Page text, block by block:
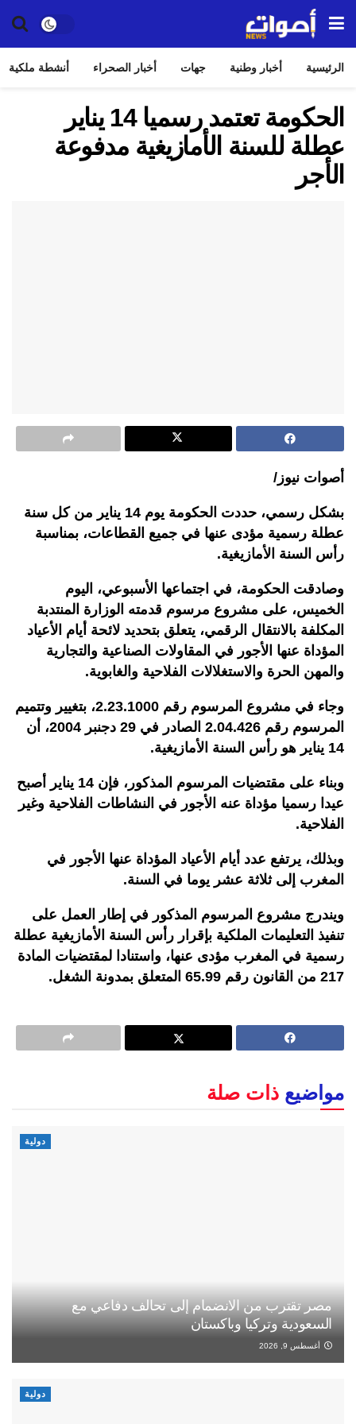
الرئيسية أخبار وطنية جهات أخبار الصحراء أنشطة ملكية
الحكومة تعتمد رسميا 14 يناير
عطلة للسنة الأمازيغية مدفوعة
الأجر
أصوات نيوز/
بشكل رسمي، حددت الحكومة يوم 14 يناير من كل سنة
عطلة رسمية مؤدى عنها في جميع القطاعات، بمناسبة
رأس السنة الأمازيغية.
وصادقت الحكومة، في اجتماعها الأسبوعي، اليوم
الخميس، على مشروع مرسوم قدمته الوزارة المنتدبة
المكلفة بالانتقال الرقمي، يتعلق بتحديد لائحة أيام الأعياد
المؤداة عنها الأجور في المقاولات الصناعية والتجارية
والمهن الحرة والاستغلالات الفلاحية والغابوية.
وجاء في مشروع المرسوم رقم 2.23.1000، بتغيير وتتميم
المرسوم رقم 2.04.426 الصادر في 29 دجنبر 2004، أن
14 يناير هو رأس السنة الأمازيغية.
وبناء على مقتضيات المرسوم المذكور، فإن 14 يناير أصبح
عيدا رسميا مؤداة عنه الأجور في النشاطات الفلاحية وغير
الفلاحية.
وبذلك، يرتفع عدد أيام الأعياد المؤداة عنها الأجور في
المغرب إلى ثلاثة عشر يوما في السنة.
ويندرج مشروع المرسوم المذكور في إطار العمل على
تنفيذ التعليمات الملكية بإقرار رأس السنة الأمازيغية عطلة
رسمية في المغرب مؤدى عنها، واستنادا لمقتضيات المادة
217 من القانون رقم 65.99 المتعلق بمدونة الشغل.
مواضيع ذات صلة
دولية
مصر تقترب من الانضمام إلى تحالف دفاعي مع
السعودية وتركيا وباكستان
أغسطس 9, 2026
دولية